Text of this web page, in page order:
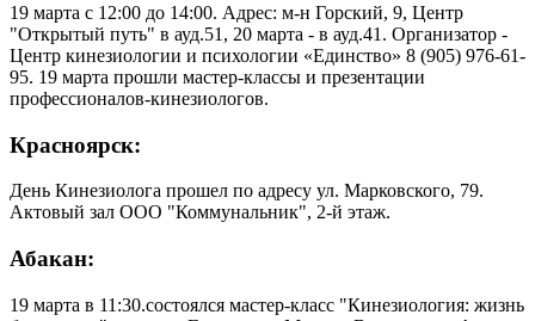
19 марта с 12:00 до 14:00. Адрес: м-н Горский, 9, Центр
"Открытый путь" в ауд.51, 20 марта - в ауд.41. Организатор -
Центр кинезиологии и психологии «Единство» 8 (905) 976-61-
95. 19 марта прошли мастер-классы и презентации
профессионалов-кинезиологов.
Красноярск:
День Кинезиолога прошел по адресу ул. Марковского, 79.
Актовый зал ООО "Коммунальник", 2-й этаж.
Абакан:
19 марта в 11:30.состоялся мастер-класс "Кинезиология: жизнь